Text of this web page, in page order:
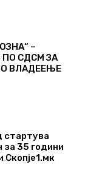
–
ПО СДСМ ЗА
ВЛАДЕЕЊЕ
стартува
за 35 години
Скопје1.мк